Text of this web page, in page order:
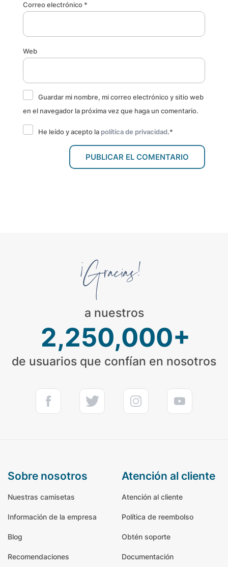
Correo electrónico *
Web
Guardar mi nombre, mi correo electrónico y sitio web
en el navegador la próxima vez que haga un comentario.
He leído y acepto la política de privacidad.*
a nuestros
2,250,000+
de usuarios que confían en nosotros
sobre nosotros
Nuestras camisetas
Información de la empresa
Blog
Recomendaciones
atención al cliente
Atención al cliente
Política de reembolso
Obtén soporte
Documentación